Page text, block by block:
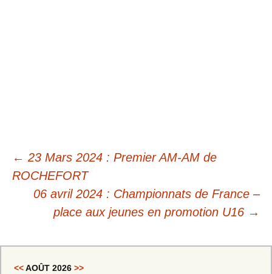
← 23 Mars 2024 : Premier AM-AM de
ROCHEFORT
06 avril 2024 : Championnats de France –
place aux jeunes en promotion U16 →
<<AOÛT 2026 >>